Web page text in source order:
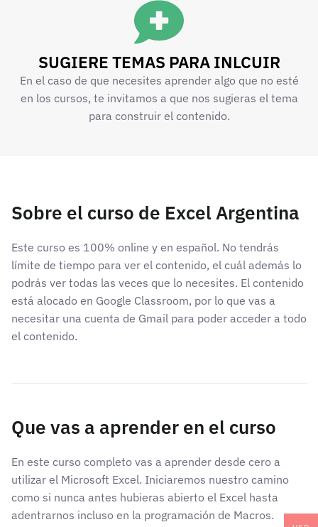
SUGIERE TEMAS PARA INLCUIR
En el caso de que necesites aprender algo que no esté
en los cursos, te invitamos a que nos sugieras el tema
para construir el contenido.
Sobre el curso de Excel Argentina
Este curso es 100% online y en español. No tendrás
límite de tiempo para ver el contenido, el cuál además lo
podrás ver todas las veces que lo necesites. El contenido
está alocado en Google Classroom, por lo que vas a
necesitar una cuenta de Gmail para poder acceder a todo
el contenido.
Que vas a aprender en el curso
En este curso completo vas a aprender desde cero a
utilizar el Microsoft Excel. Iniciaremos nuestro camino
como si nunca antes hubieras abierto el Excel hasta
adentrarnos incluso en la programación de Macros.